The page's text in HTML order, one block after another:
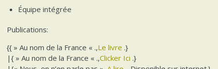
Équipe intégrée
Publications:
{{ » Au nom de la France « .,Le livre .}
|{ » Au nom de la France « .,Clicker Ici .}